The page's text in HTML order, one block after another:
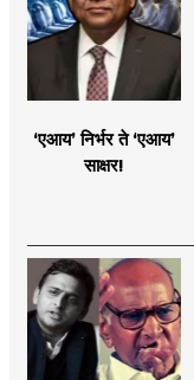
‘एआय’ निर्भर ते ‘एआय’
साक्षर!